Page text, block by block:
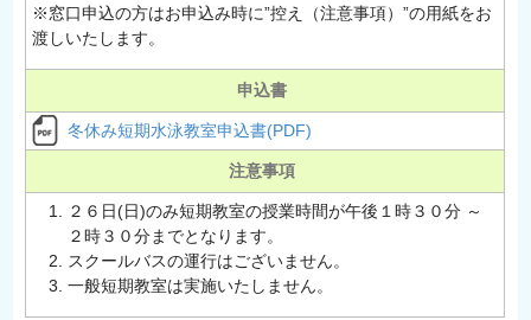
※窓口申込の方はお申込み時に”控え（注意事項）”の用紙をお
渡しいたします。
申込書
冬休み短期水泳教室申込書(PDF)
注意事項
２６日(日)のみ短期教室の授業時間が午後１時３０分 ～
２時３０分までとなります。
スクールバスの運行はございません。
一般短期教室は実施いたしません。